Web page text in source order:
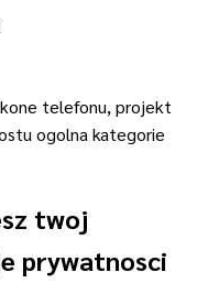
telefonu, projekt
ogolna kategorie
twoj
prywatnosci